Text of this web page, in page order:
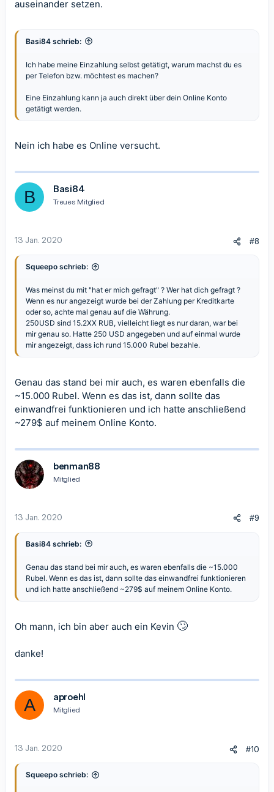
auseinander setzen.
Basi84 schrieb:
Ich habe meine Einzahlung selbst getätigt, warum machst du es
per Telefon bzw. möchtest es machen?
Eine Einzahlung kann ja auch direkt über dein Online Konto
getätigt werden.
Nein ich habe es Online versucht.
B Basi84
Treues Mitglied
13 Jan. 2020 #8
Squeepo schrieb:
Was meinst du mit "hat er mich gefragt" ? Wer hat dich gefragt ?
Wenn es nur angezeigt wurde bei der Zahlung per Kreditkarte
oder so, achte mal genau auf die Währung.
250USD sind 15.2XX RUB, vielleicht liegt es nur daran, war bei
mir genau so. Hatte 250 USD angegeben und auf einmal wurde
mir angezeigt, dass ich rund 15.000 Rubel bezahle.
Genau das stand bei mir auch, es waren ebenfalls die
~15.000 Rubel. Wenn es das ist, dann sollte das
einwandfrei funktionieren und ich hatte anschließend
~279$ auf meinem Online Konto.
benman88
Mitglied
13 Jan. 2020 #9
Basi84 schrieb:
Genau das stand bei mir auch, es waren ebenfalls die ~15.000
Rubel. Wenn es das ist, dann sollte das einwandfrei funktionieren
und ich hatte anschließend ~279$ auf meinem Online Konto.
Oh mann, ich bin aber auch ein Kevin 🙄
danke!
A aproehl
Mitglied
13 Jan. 2020 #10
Squeepo schrieb: